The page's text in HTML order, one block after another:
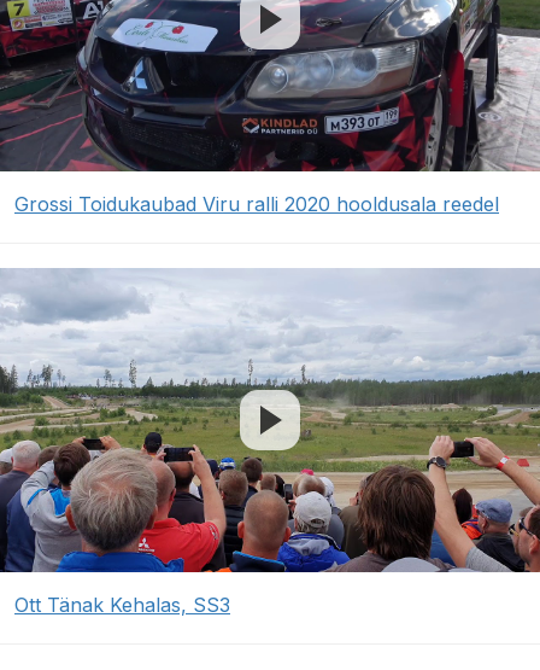
Grossi Toidukaubad Viru ralli 2020 hooldusala reedel
Ott Tänak Kehalas, SS3